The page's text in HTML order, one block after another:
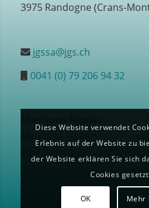
3975 Randogne (Crans-
jgssa@jgs.ch
0041 (0) 79 206 94 32
Diese Website verwendet
Erlebnis auf der Website zu
der Website erklären Sie sich
Cookies
OK Mehr